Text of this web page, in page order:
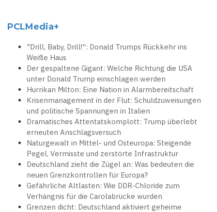
PCLMedia+
"Drill, Baby, Drill!": Donald Trumps Rückkehr ins
Weiße Haus
Der gespaltene Gigant: Welche Richtung die USA
unter Donald Trump einschlagen werden
Hurrikan Milton: Eine Nation in Alarmbereitschaft
Krisenmanagement in der Flut: Schuldzuweisungen
und politische Spannungen in Italien
Dramatisches Attentatskomplott: Trump überlebt
erneuten Anschlagsversuch
Naturgewalt in Mittel- und Osteuropa: Steigende
Pegel, Vermisste und zerstörte Infrastruktur
Deutschland zieht die Zügel an: Was bedeuten die
neuen Grenzkontrollen für Europa?
Gefährliche Altlasten: Wie DDR-Chloride zum
Verhängnis für die Carolabrücke wurden
Grenzen dicht: Deutschland aktiviert geheime